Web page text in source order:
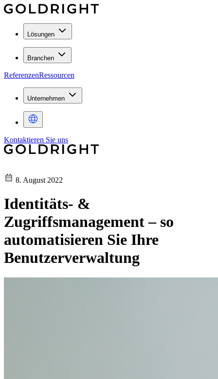
Lösungen
Branchen
ReferenzenRessourcen
Unternehmen
Kontaktieren Sie uns
8. August 2022
Identitäts- &
Zugriffsmanagement – so
automatisieren Sie Ihre
Benutzerverwaltung